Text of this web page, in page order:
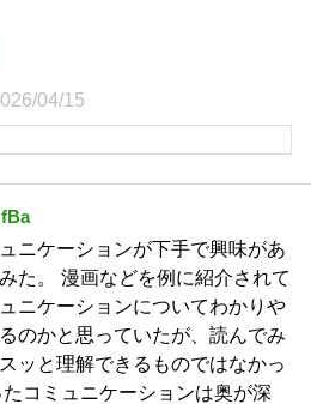
04/15
ニケーションが下手で興味があ
た。 漫画などを例に紹介されて
ニケーションについてわかりや
のかと思っていたが、読んでみ
ッと理解できるものではなかっ
コミュニケーションは奥が深